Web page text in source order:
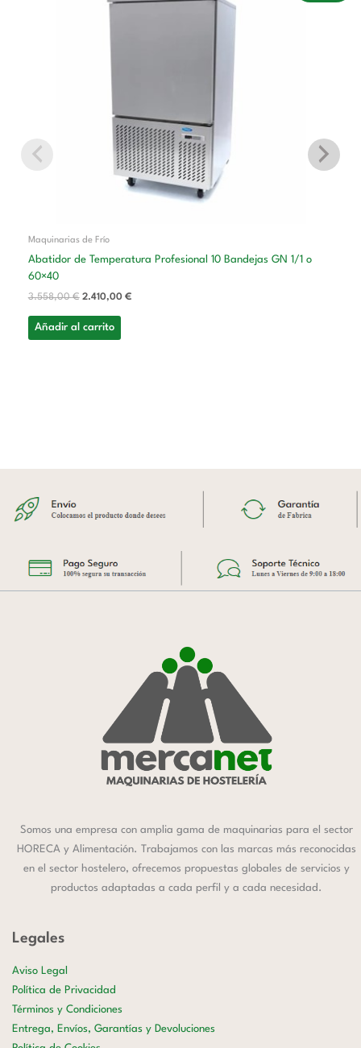
Maquinarias de Frío
Abatidor de Temperatura Profesional 10 Bandejas GN 1/1 o
60×40
3.558,00€ 2.410,00 €
Añadir al carrito
Somos una empresa con amplia gama de maquinarias para el sector
HORECA y Alimentación. Trabajamos con las marcas más reconocidas
en el sector hostelero, ofrecemos propuestas globales de servicios y
productos adaptadas a cada perfil y a cada necesidad.
Legales
Aviso Legal
Política de Privacidad
Términos y Condiciones
Entrega, Envíos, Garantías y Devoluciones